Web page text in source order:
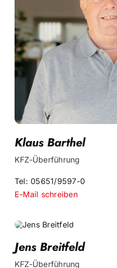
Klaus Barthel
KFZ-Überführung
Tel: 05651/9597-0
E-Mail schreiben
Jens Breitfeld
KFZ-Überführung